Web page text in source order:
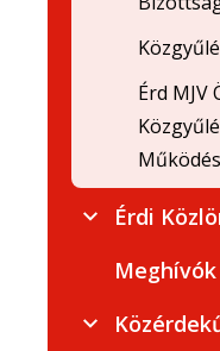
Érd
Érdi
Meghívók